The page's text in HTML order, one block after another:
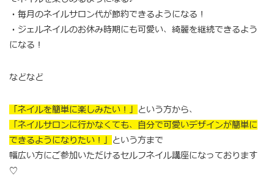
・毎月のネイルサロン代が節約できるようになる！
・ジェルネイルのお休み時期にも可愛い、綺麗を継続できるよう
になる！
などなど
「ネイルを簡単に楽しみたい！」
という方から、
「ネイルサロンに行かなくても、自分で可愛いデザインが簡単に
できるようになりたい！」
という方まで
幅広い方にご参加いただけるセルフネイル講座になっております
♡